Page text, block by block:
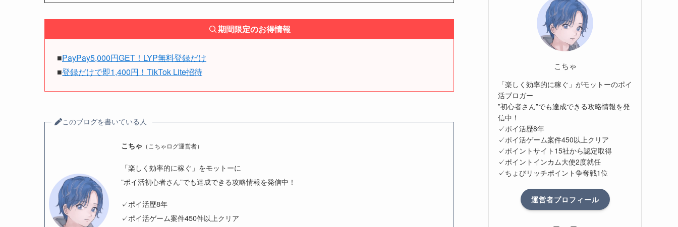
期間限定のお得情報
■PayPay5,000円GET！LYP無料登録だけ
■登録だけで即1,400円！TikTok Lite招待
このブログを書いている人
こちゃ （こちゃログ運営者）
「楽しく効率的に稼ぐ」をモットーに
”ポイ活初心者さん”でも達成できる攻略情報を発信中！
✓ポイ活歴8年
✓ポイ活ゲーム案件450件以上クリア
こちゃ
「楽しく効率的に稼ぐ」がモットーのポイ
活ブロガー
”初心者さん”でも達成できる攻略情報を発
信中！
✓ポイ活歴8年
✓ポイ活ゲーム案件450以上クリア
✓ポイントサイト15社から認定取得
✓ポイントインカム大使2度就任
✓ちょびリッチポイント争奪戦1位
運営者プロフィール